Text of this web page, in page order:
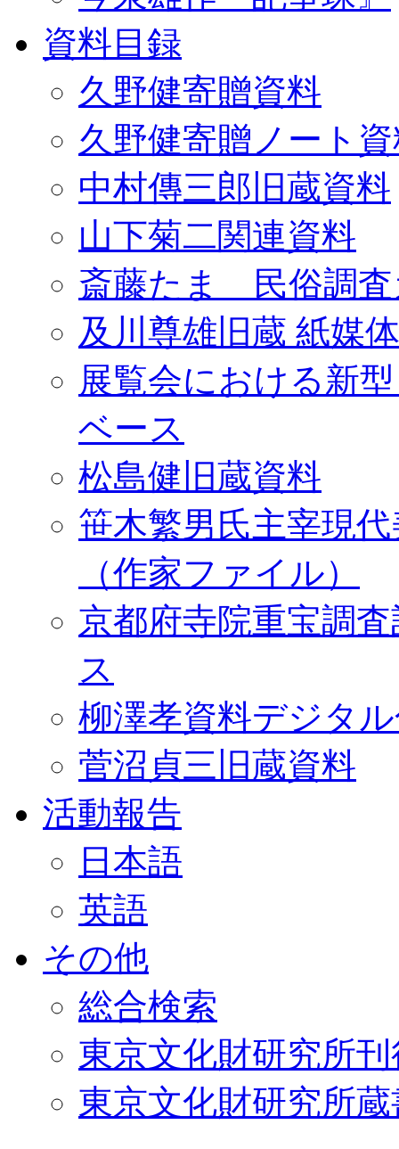
資料目録
久野健寄贈資料
久野健寄贈ノート
中村傳三郎旧蔵資料
山下菊二関連資料
斎藤たま 民俗調査
及川尊雄旧蔵 紙媒
展覧会における新
ベース
松島健旧蔵資料
笹木繁男氏主宰現
（作家ファイル）
京都府寺院重宝調
ス
柳澤孝資料デジタ
菅沼貞三旧蔵資料
活動報告
日本語
英語
その他
総合検索
東京文化財研究所
東京文化財研究所